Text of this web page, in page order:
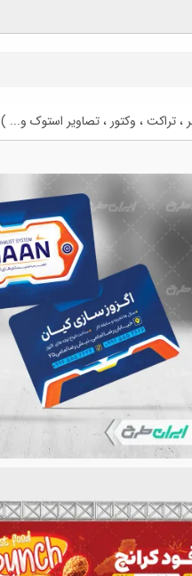
تراکت ، وکتور ، تصاویر استوک و... )